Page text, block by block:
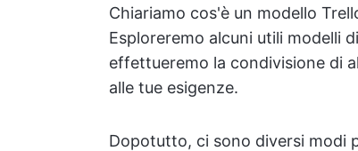
Chiariamo cos'è un modello
Esploreremo alcuni utili modelli
effettueremo la condivisione di
alle tue esigenze.
Dopotutto, ci sono diversi modi